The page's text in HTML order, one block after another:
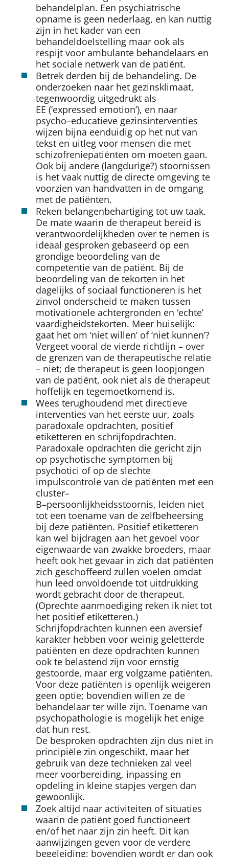
behandelplan. Een psychiatrische
opname is geen nederlaag, en kan nuttig
zijn in het kader van een
behandeldoelstelling maar ook als
respijt voor ambulante behandelaars en
het sociale netwerk van de patiënt.
Betrek derden bij de behandeling. De
onderzoeken naar het gezinsklimaat,
tegenwoordig uitgedrukt als
EE (‘expressed emotion’), en naar
psycho–educatieve gezinsinterventies
wijzen bijna eenduidig op het nut van
tekst en uitleg voor mensen die met
schizofreniepatiënten om moeten gaan.
Ook bij andere (langdurige?) stoornissen
is het vaak nuttig de directe omgeving te
voorzien van handvatten in de omgang
met de patiënten.
Reken belangenbehartiging tot uw taak.
De mate waarin de therapeut bereid is
verantwoordelijkheden over te nemen is
ideaal gesproken gebaseerd op een
grondige beoordeling van de
competentie van de patiënt. Bij de
beoordeling van de tekorten in het
dagelijks of sociaal functioneren is het
zinvol onderscheid te maken tussen
motivationele achtergronden en ‘echte’
vaardigheidstekorten. Meer huiselijk:
gaat het om ‘niet willen’ of ‘niet kunnen’?
Vergeet vooral de vierde richtlijn – over
de grenzen van de therapeutische relatie
– niet; de therapeut is geen loopjongen
van de patiënt, ook niet als de therapeut
hoffelijk en tegemoetkomend is.
Wees terughoudend met directieve
interventies van het eerste uur, zoals
paradoxale opdrachten, positief
etiketteren en schrijfopdrachten.
Paradoxale opdrachten die gericht zijn
op psychotische symptomen bij
psychotici of op de slechte
impulscontrole van de patiënten met een
cluster–
B–persoonlijkheidsstoornis, leiden niet
tot een toename van de zelfbeheersing
bij deze patiënten. Positief etiketteren
kan wel bijdragen aan het gevoel voor
eigenwaarde van zwakke broeders, maar
heeft ook het gevaar in zich dat patiënten
zich geschoffeerd zullen voelen omdat
hun leed onvoldoende tot uitdrukking
wordt gebracht door de therapeut.
(Oprechte aanmoediging reken ik niet tot
het positief etiketteren.)
Schrijfopdrachten kunnen een aversief
karakter hebben voor weinig geletterde
patiënten en deze opdrachten kunnen
ook te belastend zijn voor ernstig
gestoorde, maar erg volgzame patiënten.
Voor deze patiënten is openlijk weigeren
geen optie; bovendien willen ze de
behandelaar ter wille zijn. Toename van
psychopathologie is mogelijk het enige
dat hun rest.
De besproken opdrachten zijn dus niet in
principiële zin ongeschikt, maar het
gebruik van deze technieken zal veel
meer voorbereiding, inpassing en
opdeling in kleine stapjes vergen dan
gewoonlijk.
Zoek altijd naar activiteiten of situaties
waarin de patiënt goed functioneert
en/of het naar zijn zin heeft. Dit kan
aanwijzingen geven voor de verdere
begeleiding; bovendien wordt er dan ook